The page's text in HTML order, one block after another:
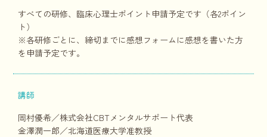
すべての研修、臨床心理士ポイント申請予定です（各2ポイン
ト）
※各研修ごとに、締切までに感想フォームに感想を書いた方
を申請予定です。
講師
岡村優希／株式会社CBTメンタルサポート代表
金澤潤一郎／北海道医療大学准教授